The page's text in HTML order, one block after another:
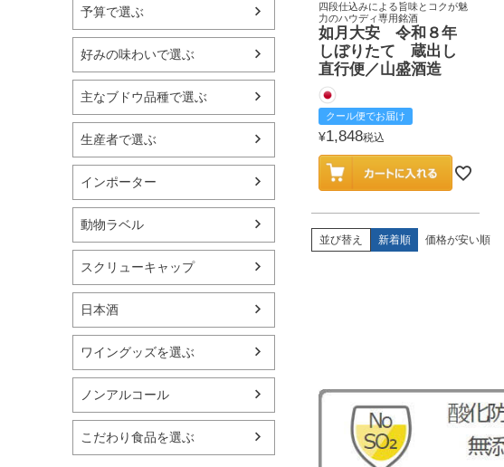
予算で選ぶ
好みの味わいで選ぶ
主なブドウ品種で選ぶ
生産者で選ぶ
インポーター
動物ラベル
スクリューキャップ
日本酒
ワイングッズを選ぶ
ノンアルコール
こだわり食品を選ぶ
四段仕込みによる旨味とコクが魅
力のハウディ専用銘酒
如月大安 令和８年
しぼりたて 蔵出し
直行便／山盛酒造
クール便でお届け
¥1,848税込
並び替え 新着順 価格が安い順